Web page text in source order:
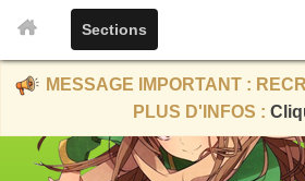
Sections
MESSAGE IMPORTANT :
PLUS D'INFOS :